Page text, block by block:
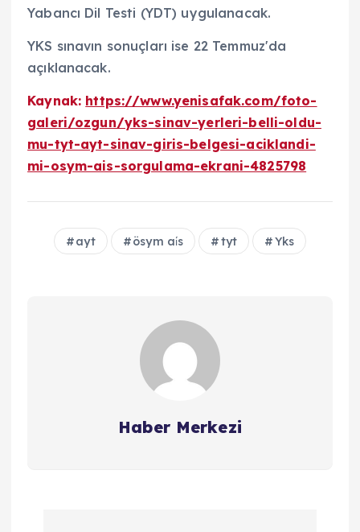
Yabancı Dil Testi (YDT) uygulanacak.
YKS sınavın sonuçları ise 22 Temmuz'da
açıklanacak.
Kaynak: https://www.yenisafak.com/foto-
galeri/ozgun/yks-sinav-yerleri-belli-oldu-
mu-tyt-ayt-sinav-giris-belgesi-aciklandi-
mi-osym-ais-sorgulama-ekrani-4825798
ayt ösym ai̇s tyt Yks
Haber Merkezi